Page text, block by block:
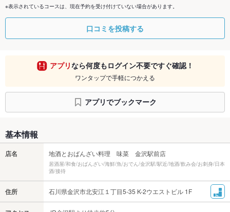
※表示されているコースは、現在予約を受け付けていない場合があります。
口コミを投稿する
アプリなら何度もログイン不要ですぐ確認！
ワンタップで手軽につかえる
アプリでブックマーク
基本情報
店名 地酒とおばんざい料理 味菜 金沢駅前店
居酒屋/和食/おばんざい/海鮮/魚/おでん/金沢駅/駅近/地酒/飲み会/お刺身/日本
酒/接待
住所 石川県金沢市北安江１丁目5-35 K-2ウエストビル 1F